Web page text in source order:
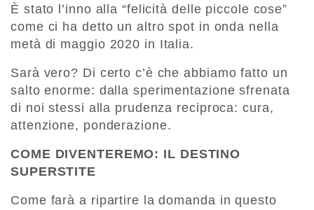
È stato l’inno alla “felicità delle piccole cose”
come ci ha detto un altro spot in onda nella
metà di maggio 2020 in Italia.
Sarà vero? Di certo c’è che abbiamo fatto un
salto enorme: dalla sperimentazione sfrenata
di noi stessi alla prudenza reciproca: cura,
attenzione, ponderazione.
COME DIVENTEREMO: IL DESTINO
SUPERSTITE
Come farà a ripartire la domanda in questo